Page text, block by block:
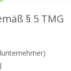
§ 5 TMG